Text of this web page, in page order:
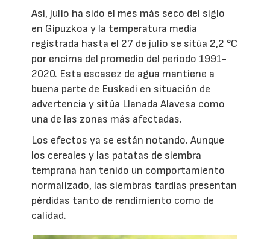
Así, julio ha sido el mes más seco del siglo
en Gipuzkoa y la temperatura media
registrada hasta el 27 de julio se sitúa 2,2 °C
por encima del promedio del periodo 1991-
2020. Esta escasez de agua mantiene a
buena parte de Euskadi en situación de
advertencia y sitúa Llanada Alavesa como
una de las zonas más afectadas.
Los efectos ya se están notando. Aunque
los cereales y las patatas de siembra
temprana han tenido un comportamiento
normalizado, las siembras tardías presentan
pérdidas tanto de rendimiento como de
calidad.